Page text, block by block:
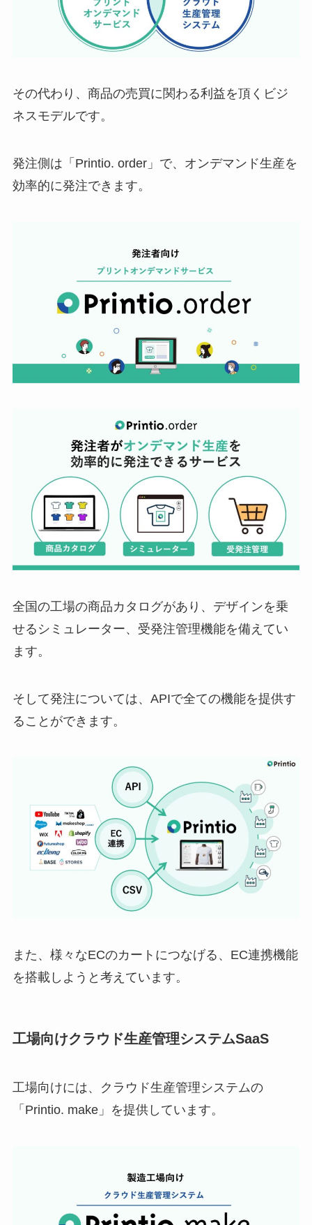
その代わり、商品の売買に関わる利益を頂くビジ
ネスモデルです。
発注側は「Printio. order」で、オンデマンド生産を
効率的に発注できます。
全国の工場の商品カタログがあり、デザインを乗
せるシミュレーター、受発注管理機能を備えてい
ます。
そして発注については、APIで全ての機能を提供す
ることができます。
また、様々なECのカートにつなげる、EC連携機能
を搭載しようと考えています。
工場向けクラウド生産管理システムSaaS
工場向けには、クラウド生産管理システムの
「Printio. make」を提供しています。